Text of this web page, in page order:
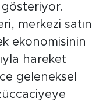
merkezi satın
ekonomisinin
hareket
geleneksel